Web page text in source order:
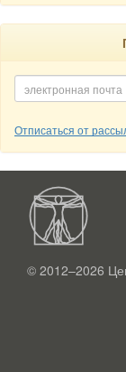
Отписаться от
© 2012–2026